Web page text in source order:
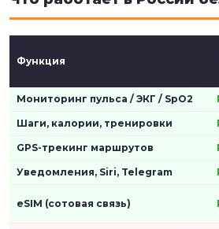
Функция
Мониторинг пульса / ЭКГ / SpO2
Шаги, калории, тренировки
GPS-трекинг маршрутов
Уведомления, Siri, Telegram
eSIM (сотовая связь)